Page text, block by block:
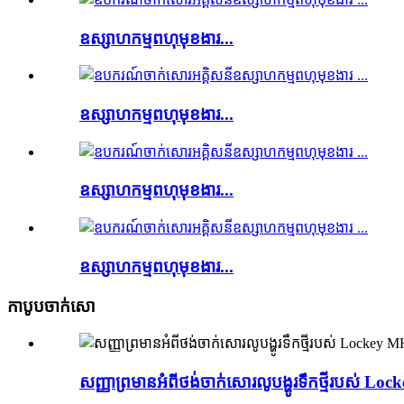
ឧស្សាហកម្មពហុមុខងារ...
ឧស្សាហកម្មពហុមុខងារ...
ឧស្សាហកម្មពហុមុខងារ...
ឧស្សាហកម្មពហុមុខងារ...
កាបូបចាក់សោ
សញ្ញាព្រមានអំពីថង់ចាក់សោរលូបង្ហូរទឹកថ្មីរបស់